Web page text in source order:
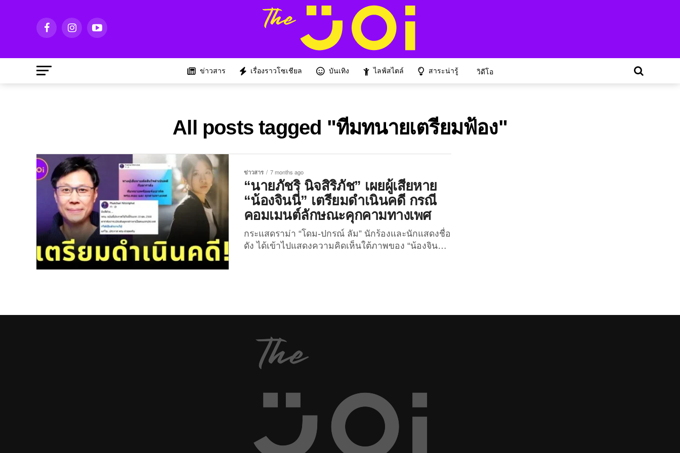
ข่าวสาร เรื่องราวโซเชียล บันเทิง ไลฟ์สไตล์ สาระน่ารู้ วิดีโอ
All posts tagged "ทีมทนายเตรียมฟ้อง"
ข่าวสาร 7 months ago
“นายภัชริ นิจสิริภัช” เผยผู้เสียหาย
“น้องจินนี่” เตรียมดำเนินคดี กรณี
คอมเมนต์ลักษณะคุกคามทางเพศ
กระแสดราม่า “โดม-ปกรณ์ ลัม” นักร้องและนักแสดงชื่อ
ดัง ได้เข้าไปแสดงความคิดเห็นใต้ภาพของ “น้องจินนี่
ประธานคณะทำงานติดตามความเสียหายจากการถูก
หลอกลวงออนไลน์ ได้โพสต์ข้อความผ่านเฟซบุ๊กส่วน
ตัว “Phatchari Nitsiriphat”...